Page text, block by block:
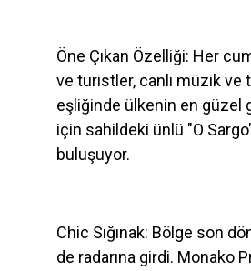
Öne Çıkan Özelliği: Her
ve turistler, canlı müzik ve
eşliğinde ülkenin en güzel
için sahildeki ünlü "O
buluşuyor.
Chic Sığınak: Bölge son
de radarına girdi. Monako